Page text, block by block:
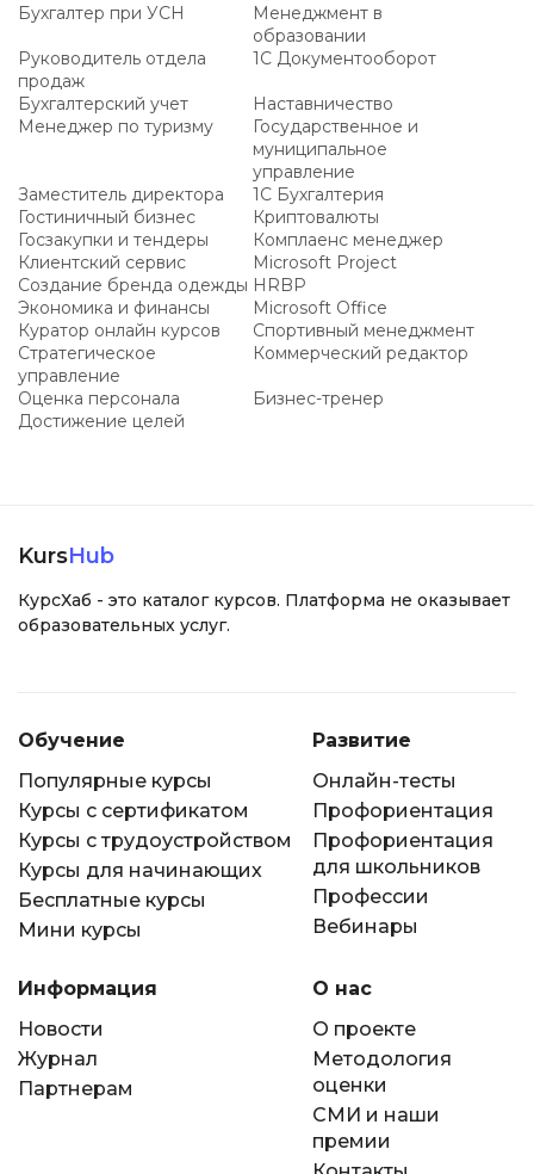
Бухгалтер при УСН
Менеджмент в
образовании
Руководитель отдела
продаж
1С Документооборот
Бухгалтерский учет
Наставничество
Менеджер по туризму
Государственное и
муниципальное
управление
Заместитель директора
1С Бухгалтерия
Гостиничный бизнес
Криптовалюты
Госзакупки и тендеры
Комплаенс менеджер
Клиентский сервис
Microsoft Project
Создание бренда одежды HRBP
Экономика и финансы
Microsoft Office
Куратор онлайн курсов
Спортивный менеджмент
Стратегическое
управление
Коммерческий редактор
Оценка персонала
Бизнес-тренер
Достижение целей
KursHub
КурсХаб - это каталог курсов. Платформа не оказывает
образовательных услуг.
Обучение
Популярные курсы
Курсы с сертификатом
Курсы с трудоустройством
Курсы для начинающих
Бесплатные курсы
Мини курсы
Развитие
Онлайн-тесты
Профориентация
Профориентация
для школьников
Профессии
Вебинары
Информация
Новости
Журнал
Партнерам
О нас
О проекте
Методология
оценки
СМИ и наши
премии